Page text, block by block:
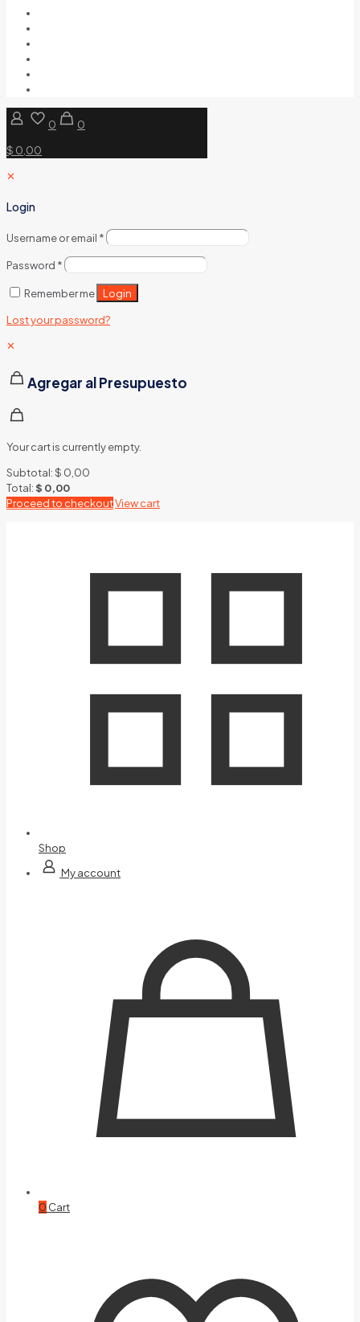
0
0
$ 0,00
✕
Login
Username or email *
Password *
Remember me Login
Lost your password?
✕
Agregar al Presupuesto
Your cart is currently empty.
Subtotal:$ 0,00
Total:$ 0,00
Proceed to checkoutView cart
Shop
My account
0 Cart